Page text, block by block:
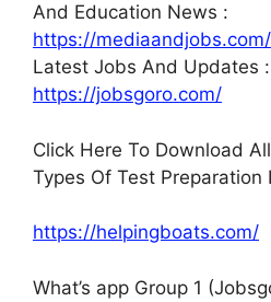
And Education News :
https://mediaandjobs.com/
Latest Jobs And Updates :
https://jobsgoro.com/
Click Here To Download
Types Of Test Preparation
https://helpingboats.com/
What’s app Group 1